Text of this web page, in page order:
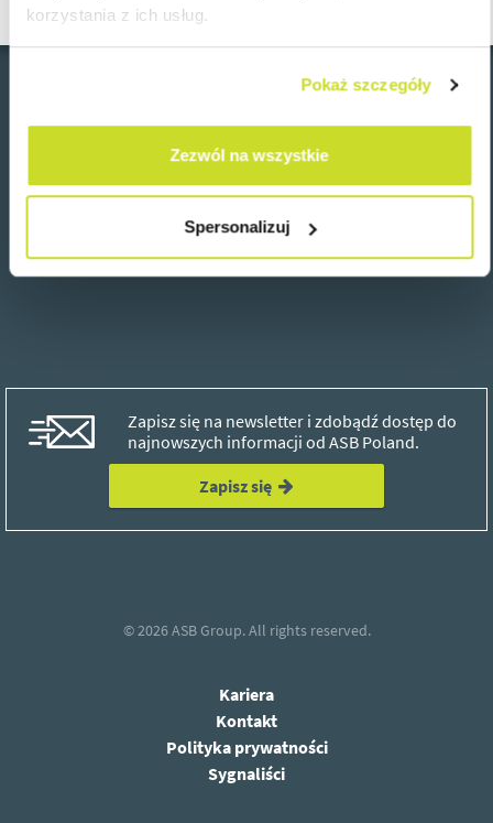
korzystania z ich usług.
Pokaż szczegóły
Zezwól na wszystkie
Spersonalizuj
Wróć
Zapisz się na newsletter i zdobądź dostęp do
najnowszych informacji od ASB Poland.
Zapisz się
© 2026ASB Group.All rights reserved.
Kariera
Kontakt
Polityka prywatności
Sygnaliści